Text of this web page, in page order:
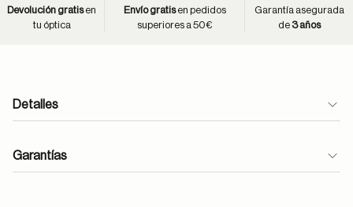
Devolución gratisen
tu óptica
Envío gratisen pedidos
superiores a 50€
Garantía asegurada
de 3 años
Detalles
Garantías